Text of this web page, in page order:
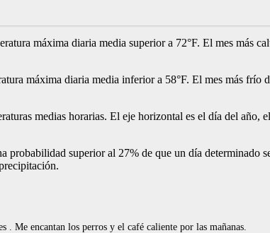
máxima diaria media superior a 72°F. El mes más
máxima diaria media inferior a 58°F. El mes más frío
medias horarias. El eje horizontal es el día del año,
probabilidad superior al 27% de que un día determinado
Me encantan los perros y el café caliente por las mañanas.